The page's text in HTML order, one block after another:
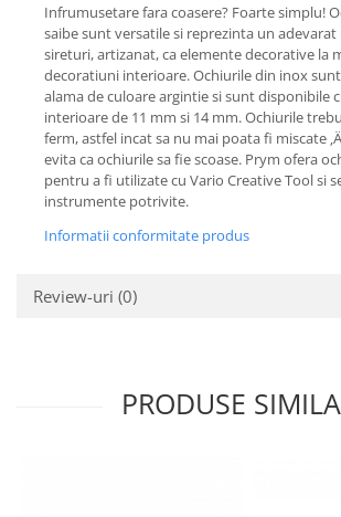
Infrumusetare fara coasere? Foarte simplu!
saibe sunt versatile si reprezinta un
sireturi, artizanat, ca elemente decorative la
decoratiuni interioare. Ochiurile din inox
alama de culoare argintie si sunt disponibile
interioare de 11 mm si 14 mm. Ochiurile
ferm, astfel incat sa nu mai poata fi miscate
evita ca ochiurile sa fie scoase. Prym ofera
pentru a fi utilizate cu Vario Creative Tool si
instrumente potrivite.
Informatii conformitate produs
Review-uri (0)
PRODUSE